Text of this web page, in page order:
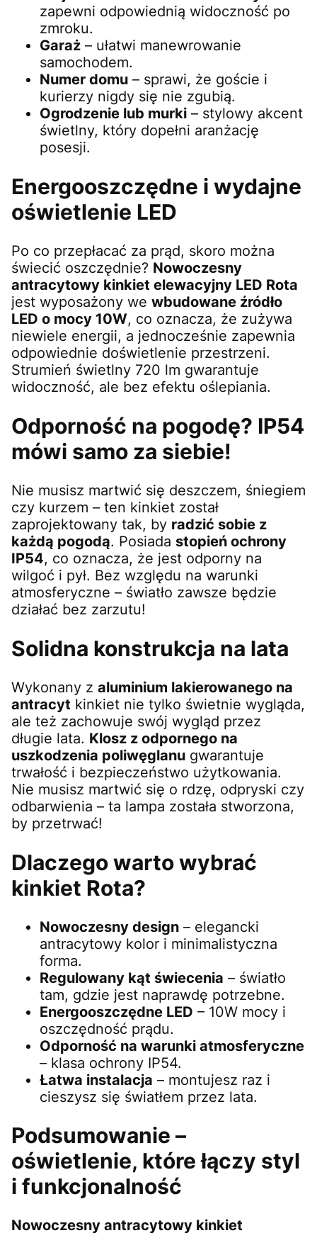
zapewni odpowiednią widoczność po
zmroku.
Garaż – ułatwi manewrowanie
samochodem.
Numer domu – sprawi, że goście i
kurierzy nigdy się nie zgubią.
Ogrodzenie lub murki – stylowy akcent
świetlny, który dopełni aranżację
posesji.
Energooszczędne i wydajne
oświetlenie LED
Po co przepłacać za prąd, skoro można
świecić oszczędnie? Nowoczesny
antracytowy kinkiet elewacyjny LED Rota
jest wyposażony we wbudowane źródło
LED o mocy 10W, co oznacza, że zużywa
niewiele energii, a jednocześnie zapewnia
odpowiednie doświetlenie przestrzeni.
Strumień świetlny 720 lm gwarantuje
widoczność, ale bez efektu oślepiania.
Odporność na pogodę? IP54
mówi samo za siebie!
Nie musisz martwić się deszczem, śniegiem
czy kurzem – ten kinkiet został
zaprojektowany tak, by radzić sobie z
każdą pogodą. Posiada stopień ochrony
IP54, co oznacza, że jest odporny na
wilgoć i pył. Bez względu na warunki
atmosferyczne – światło zawsze będzie
działać bez zarzutu!
Solidna konstrukcja na lata
Wykonany z aluminium lakierowanego na
antracyt kinkiet nie tylko świetnie wygląda,
ale też zachowuje swój wygląd przez
długie lata. Klosz z odpornego na
uszkodzenia poliwęglanu gwarantuje
trwałość i bezpieczeństwo użytkowania.
Nie musisz martwić się o rdzę, odpryski czy
odbarwienia – ta lampa została stworzona,
by przetrwać!
Dlaczego warto wybrać
kinkiet Rota?
Nowoczesny design – elegancki
antracytowy kolor i minimalistyczna
forma.
Regulowany kąt świecenia – światło
tam, gdzie jest naprawdę potrzebne.
Energooszczędne LED – 10W mocy i
oszczędność prądu.
Odporność na warunki atmosferyczne
– klasa ochrony IP54.
Łatwa instalacja – montujesz raz i
cieszysz się światłem przez lata.
Podsumowanie –
oświetlenie, które łączy styl
i funkcjonalność
Nowoczesny antracytowy kinkiet